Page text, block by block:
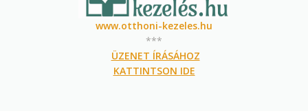
www.otthoni-kezeles.hu
***
ÜZENET ÍRÁSÁHOZ
KATTINTSON IDE